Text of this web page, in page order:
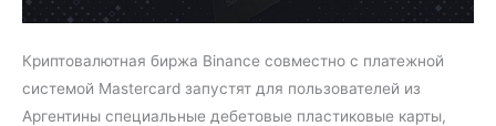
Криптовалютная биржа Binance совместно с платежной
системой Mastercard запустят для пользователей из
Аргентины специальные дебетовые пластиковые карты,